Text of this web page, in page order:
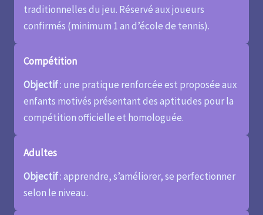
traditionnelles du jeu. Réservé aux joueurs
confirmés (minimum 1 an d’école de tennis).
Compétition
Objectif: une pratique renforcée est proposée aux
enfants motivés présentant des aptitudes pour la
compétition officielle et homologuée.
Adultes
Objectif: apprendre, s’améliorer, se perfectionner
selon le niveau.